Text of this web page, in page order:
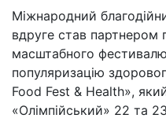
Міжнародний
вдруге став партнером
масштабного
популяризацію
Food Fest & Health»,
«Олімпійський» 22 та